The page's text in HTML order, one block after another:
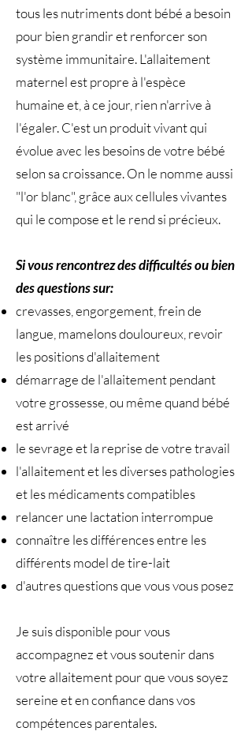
tous les nutriments dont bébé a besoin
pour bien grandir et renforcer son
système immunitaire. L'allaitement
maternel est propre à l'espèce
humaine et, à ce jour, rien n'arrive à
l'égaler. C'est un produit vivant qui
évolue avec les besoins de votre bébé
selon sa croissance. On le nomme aussi
"l'or blanc", grâce aux cellules vivantes
qui le compose et le rend si précieux.
Si vous rencontrez des difficultés ou bien
des questions sur:
crevasses, engorgement, frein de
langue, mamelons douloureux, revoir
les positions d'allaitement
démarrage de l'allaitement pendant
votre grossesse, ou même quand bébé
est arrivé
le sevrage et la reprise de votre travail
l'allaitement et les diverses pathologies
et les médicaments compatibles
relancer une lactation interrompue
connaître les différences entre les
différents model de tire-lait
d'autres questions que vous vous posez
Je suis disponible pour vous
accompagnez et vous soutenir dans
votre allaitement pour que vous soyez
sereine et en confiance dans vos
compétences parentales.